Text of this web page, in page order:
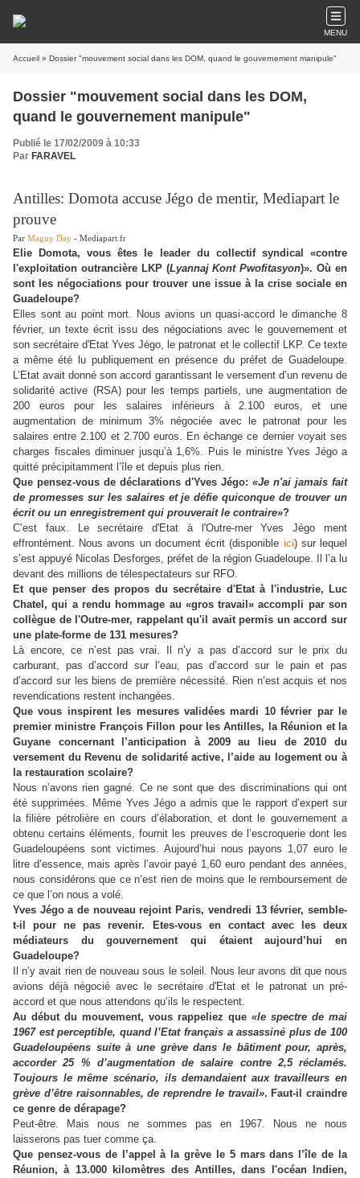
MENU
Accueil » Dossier "mouvement social dans les DOM, quand le gouvernement manipule"
Dossier "mouvement social dans les DOM,
quand le gouvernement manipule"
Publié le 17/02/2009 à 10:33
Par FARAVEL
Antilles: Domota accuse Jégo de mentir, Mediapart le
prouve
Par Maguy Day - Mediapart.fr
Elie Domota, vous êtes le leader du collectif syndical «contre
l'exploitation outrancière LKP (Lyannaj Kont Pwofitasyon)». Où en
sont les négociations pour trouver une issue à la crise sociale en
Guadeloupe?
Elles sont au point mort. Nous avions un quasi-accord le dimanche 8
février, un texte écrit issu des négociations avec le gouvernement et
son secrétaire d'Etat Yves Jégo, le patronat et le collectif LKP. Ce texte
a même été lu publiquement en présence du préfet de Guadeloupe.
L’Etat avait donné son accord garantissant le versement d’un revenu de
solidarité active (RSA) pour les temps partiels, une augmentation de
200 euros pour les salaires inférieurs à 2.100 euros, et une
augmentation de minimum 3% négociée avec le patronat pour les
salaires entre 2.100 et 2.700 euros. En échange ce dernier voyait ses
charges fiscales diminuer jusqu’à 1,6%. Puis le ministre Yves Jégo a
quitté précipitamment l’île et depuis plus rien.
Que pensez-vous de déclarations d'Yves Jégo: «Je n'ai jamais fait
de promesses sur les salaires et je défie quiconque de trouver un
écrit ou un enregistrement qui prouverait le contraire»?
C’est faux. Le secrétaire d'Etat à l'Outre-mer Yves Jégo ment
effrontément. Nous avons un document écrit (disponible ici) sur lequel
s’est appuyé Nicolas Desforges, préfet de la région Guadeloupe. Il l’a lu
devant des millions de télespectateurs sur RFO.
Et que penser des propos du secrétaire d'Etat à l'industrie, Luc
Chatel, qui a rendu hommage au «gros travail» accompli par son
collègue de l'Outre-mer, rappelant qu'il avait permis un accord sur
une plate-forme de 131 mesures?
Là encore, ce n’est pas vrai. Il n’y a pas d’accord sur le prix du
carburant, pas d’accord sur l’eau, pas d’accord sur le pain et pas
d’accord sur les biens de première nécessité. Rien n’est acquis et nos
revendications restent inchangées.
Que vous inspirent les mesures validées mardi 10 février par le
premier ministre François Fillon pour les Antilles, la Réunion et la
Guyane concernant l’anticipation à 2009 au lieu de 2010 du
versement du Revenu de solidarité active, l’aide au logement ou à
la restauration scolaire?
Nous n’avons rien gagné. Ce ne sont que des discriminations qui ont
été supprimées. Même Yves Jégo a admis que le rapport d’expert sur
la filière pétrolière en cours d’élaboration, et dont le gouvernement a
obtenu certains éléments, fournit les preuves de l’escroquerie dont les
Guadeloupéens sont victimes. Aujourd’hui nous payons 1,07 euro le
litre d’essence, mais après l’avoir payé 1,60 euro pendant des années,
nous considérons que ce n’est rien de moins que le remboursement de
ce que l’on nous a volé.
Yves Jégo a de nouveau rejoint Paris, vendredi 13 février, semble-
t-il pour ne pas revenir. Etes-vous en contact avec les deux
médiateurs du gouvernement qui étaient aujourd’hui en
Guadeloupe?
Il n’y avait rien de nouveau sous le soleil. Nous leur avons dit que nous
avions déjà négocié avec le secrétaire d'Etat et le patronat un pré-
accord et que nous attendons qu’ils le respectent.
Au début du mouvement, vous rappeliez que «le spectre de mai
1967 est perceptible, quand l’Etat français a assassiné plus de 100
Guadeloupéens suite à une grève dans le bâtiment pour, après,
accorder 25 % d’augmentation de salaire contre 2,5 réclamés.
Toujours le même scénario, ils demandaient aux travailleurs en
grève d’être raisonnables, de reprendre le travail». Faut-il craindre
ce genre de dérapage?
Peut-être. Mais nous ne sommes pas en 1967. Nous ne nous
laisserons pas tuer comme ça.
Que pensez-vous de l’appel à la grève le 5 mars dans l’île de la
Réunion, à 13.000 kilomètres des Antilles, dans l'océan Indien,